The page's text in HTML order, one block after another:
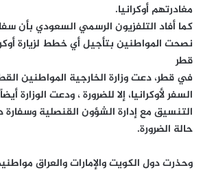
مغادرتهم أوكرانيا.
كما أفاد التلفزيون الرسمي السعودي بأن
نصحت المواطنين بتأجيل أي خطط لزيارة
قطر
في قطر، دعت وزارة الخارجية المواطنين
السفر لأوكرانيا، إلا للضرورة ، ودعت الوزارة
التنسيق مع إدارة الشؤون القنصلية وسفارة
حالة الضرورة.
وحذرت دول الكويت والإمارات والعراق